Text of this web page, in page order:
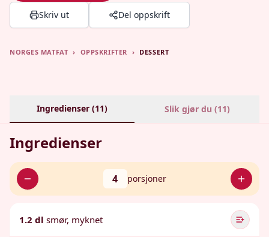
Skriv ut Del oppskrift
NORGES MATFAT › OPPSKRIFTER › DESSERT
Ingredienser (11) Slik gjør du (11)
Ingredienser
4 porsjoner
1.2 dl smør, myknet